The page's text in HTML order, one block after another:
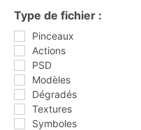
Type de fichier :
Pinceaux
Actions
PSD
Modèles
Dégradés
Textures
Symboles